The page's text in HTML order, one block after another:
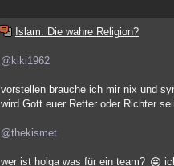
Islam: Die wahre Religion?
@kiki1962
vorstellen brauche ich mir nix und
wird Gott euer Retter oder Richter
@thekismet
wer ist holga was für ein team?